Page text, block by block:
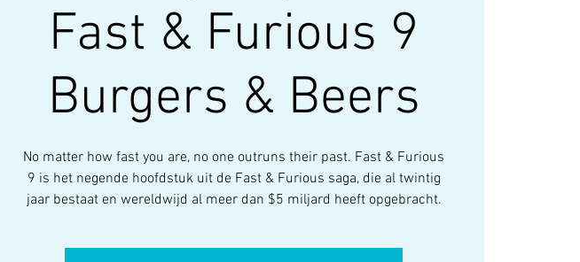
Fast & Furious 9
Burgers & Beers
No matter how fast you are, no one outruns their past. Fast & Furious
9 is het negende hoofdstuk uit de Fast & Furious saga, die al twintig
jaar bestaat en wereldwijd al meer dan $5 miljard heeft opgebracht.